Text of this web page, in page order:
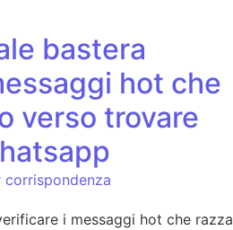
bastera
hot che
verso trovare
corrispondenza
i messaggi hot che razza